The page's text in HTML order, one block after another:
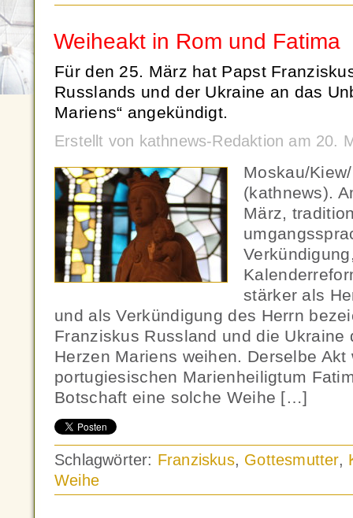
Weiheakt in Rom und Fatima
Für den 25. März hat Papst
Russlands und der Ukraine an das
Mariens“ angekündigt.
Erstellt von kathnews-Redaktion am 20.
Moskau/
(kathnews).
März,
stärker als
und als Verkündigung des Herrn
Franziskus Russland und die Ukraine
Herzen Mariens weihen. Derselbe
portugiesischen Marienheiligtum
Botschaft eine solche Weihe […]
Schlagwörter: Franziskus, Gottesmutter,
Weihe